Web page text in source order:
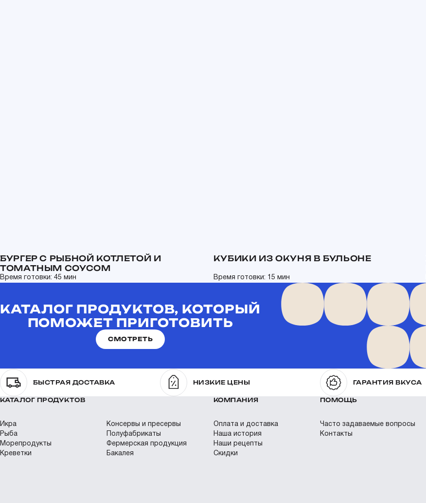
БУРГЕР С РЫБНОЙ КОТЛЕТОЙ И
ТОМАТНЫМ СОУСОМ
Время готовки: 45 мин
КУБИКИ ИЗ ОКУНЯ В БУЛЬОНЕ
Время готовки: 15 мин
КАТАЛОГ ПРОДУКТОВ, КОТОРЫЙ
ПОМОЖЕТ ПРИГОТОВИТЬ
СМОТРЕТЬ
БЫСТРАЯ ДОСТАВКА НИЗКИЕ ЦЕНЫ ГАРАНТИЯ ВКУСА
КАТАЛОГ ПРОДУКТОВ
Икра
Рыба
Морепродукты
Креветки
Консервы и пресервы
Полуфабрикаты
Фермерская продукция
Бакалея
КОМПАНИЯ
Оплата и доставка
Наша история
Наши рецепты
Скидки
ПОМОЩЬ
Часто задаваемые вопросы
Контакты